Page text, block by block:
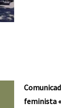
feminista